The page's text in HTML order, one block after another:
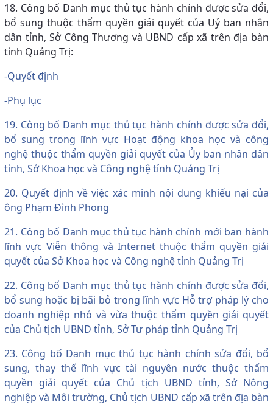
18. Công bố Danh mục thủ tục hành chính được sửa đổi,
bổ sung thuộc thẩm quyền giải quyết của Uỷ ban nhân
dân tỉnh, Sở Công Thương và UBND cấp xã trên địa bàn
tỉnh Quảng Trị:
-Quyết định
-Phụ lục
19. Công bố Danh mục thủ tục hành chính được sửa đổi,
bổ sung trong lĩnh vực Hoạt động khoa học và công
nghệ thuộc thẩm quyền giải quyết của Ủy ban nhân dân
tỉnh, Sở Khoa học và Công nghệ tỉnh Quảng Trị
20. Quyết định về việc xác minh nội dung khiếu nại của
ông Phạm Đình Phong
21. Công bố Danh mục thủ tục hành chính mới ban hành
lĩnh vực Viễn thông và Internet thuộc thẩm quyền giải
quyết của Sở Khoa học và Công nghệ tỉnh Quảng Trị
22. Công bố Danh mục thủ tục hành chính được sửa đổi,
bổ sung hoặc bị bãi bỏ trong lĩnh vực Hỗ trợ pháp lý cho
doanh nghiệp nhỏ và vừa thuộc thẩm quyền giải quyết
của Chủ tịch UBND tỉnh, Sở Tư pháp tỉnh Quảng Trị
23. Công bố Danh mục thủ tục hành chính sửa đổi, bổ
sung, thay thế lĩnh vực tài nguyên nước thuộc thẩm
quyền giải quyết của Chủ tịch UBND tỉnh, Sở Nông
nghiệp và Môi trường, Chủ tịch UBND cấp xã trên địa bàn